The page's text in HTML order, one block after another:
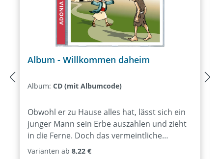
Album - Willkommen daheim
Album: CD (mit Albumcode)
Obwohl er zu Hause alles hat, lässt sich ein
junger Mann sein Erbe auszahlen und zieht
in die Ferne. Doch das vermeintliche
Abenteuer endet im totalen Absturz:
Varianten ab 8,22 €